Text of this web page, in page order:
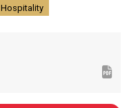
Hospitality